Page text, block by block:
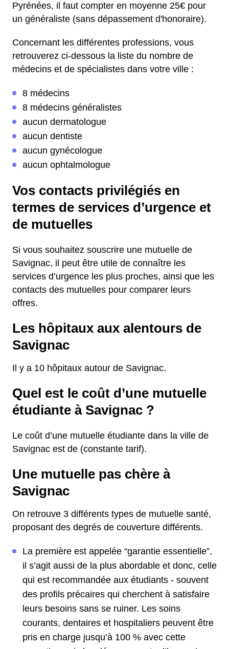
Pyrénées, il faut compter en moyenne 25€ pour
un généraliste (sans dépassement d'honoraire).
Concernant les différentes professions, vous
retrouverez ci-dessous la liste du nombre de
médecins et de spécialistes dans votre ville :
8 médecins
8 médecins généralistes
aucun dermatologue
aucun dentiste
aucun gynécologue
aucun ophtalmologue
Vos contacts privilégiés en
termes de services d’urgence et
de mutuelles
Si vous souhaitez souscrire une mutuelle de
Savignac, il peut être utile de connaître les
services d’urgence les plus proches, ainsi que les
contacts des mutuelles pour comparer leurs
offres.
Les hôpitaux aux alentours de
Savignac
Il y a 10 hôpitaux autour de Savignac.
Quel est le coût d’une mutuelle
étudiante à Savignac ?
Le coût d’une mutuelle étudiante dans la ville de
Savignac est de (constante tarif).
Une mutuelle pas chère à
Savignac
On retrouve 3 différents types de mutuelle santé,
proposant des degrés de couverture différents.
La première est appelée “garantie essentielle”,
il s’agit aussi de la plus abordable et donc, celle
qui est recommandée aux étudiants - souvent
des profils précaires qui cherchent à satisfaire
leurs besoins sans se ruiner. Les soins
courants, dentaires et hospitaliers peuvent être
pris en charge jusqu’à 100 % avec cette